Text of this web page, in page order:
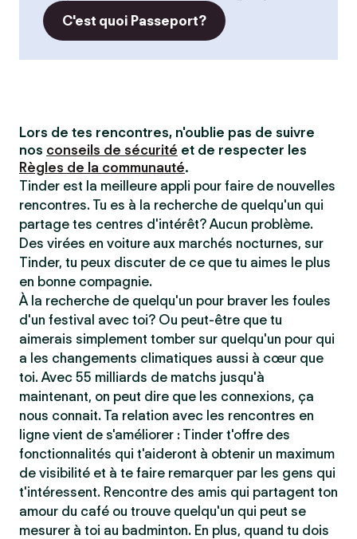
C'est quoi Passeport?
Lors de tes rencontres, n'oublie pas de suivre
nos conseils de sécurité et de respecter les
Règles de la communauté.
Tinder est la meilleure appli pour faire de nouvelles
rencontres. Tu es à la recherche de quelqu'un qui
partage tes centres d'intérêt? Aucun problème.
Des virées en voiture aux marchés nocturnes, sur
Tinder, tu peux discuter de ce que tu aimes le plus
en bonne compagnie.
À la recherche de quelqu'un pour braver les foules
d'un festival avec toi? Ou peut-être que tu
aimerais simplement tomber sur quelqu'un pour qui
a les changements climatiques aussi à cœur que
toi. Avec 55 milliards de matchs jusqu'à
maintenant, on peut dire que les connexions, ça
nous connait. Ta relation avec les rencontres en
ligne vient de s'améliorer : Tinder t'offre des
fonctionnalités qui t'aideront à obtenir un maximum
de visibilité et à te faire remarquer par les gens qui
t'intéressent. Rencontre des amis qui partagent ton
amour du café ou trouve quelqu'un qui peut se
mesurer à toi au badminton. En plus, quand tu dois